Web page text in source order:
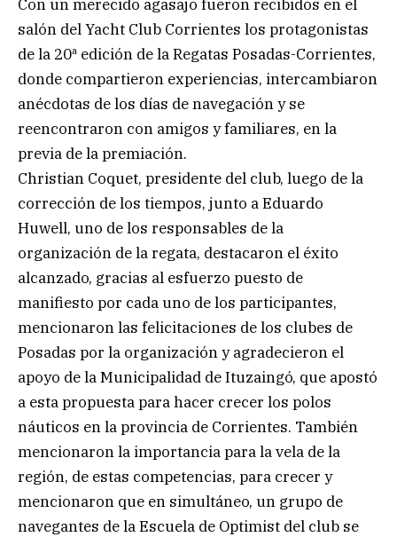
Con un merecido agasajo fueron recibidos en el
salón del Yacht Club Corrientes los protagonistas
de la 20ª edición de la Regatas Posadas-Corrientes,
donde compartieron experiencias, intercambiaron
anécdotas de los días de navegación y se
reencontraron con amigos y familiares, en la
previa de la premiación.
Christian Coquet, presidente del club, luego de la
corrección de los tiempos, junto a Eduardo
Huwell, uno de los responsables de la
organización de la regata, destacaron el éxito
alcanzado, gracias al esfuerzo puesto de
manifiesto por cada uno de los participantes,
mencionaron las felicitaciones de los clubes de
Posadas por la organización y agradecieron el
apoyo de la Municipalidad de Ituzaingó, que apostó
a esta propuesta para hacer crecer los polos
náuticos en la provincia de Corrientes. También
mencionaron la importancia para la vela de la
región, de estas competencias, para crecer y
mencionaron que en simultáneo, un grupo de
navegantes de la Escuela de Optimist del club se